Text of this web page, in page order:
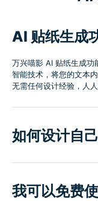
AI 贴纸生成
万兴喵影 AI 贴纸生成功
智能技术，将您的文本
无需任何设计经验，人
如何设计自
我可以免费